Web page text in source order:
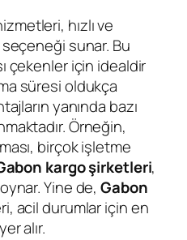
hızlı ve
sunar. Bu
çekenler için idealdir
süresi oldukça
yanında bazı
Örneğin,
birçok işletme
kargo şirketleri,
Yine de,Gabon
acil durumlar için en
alır.